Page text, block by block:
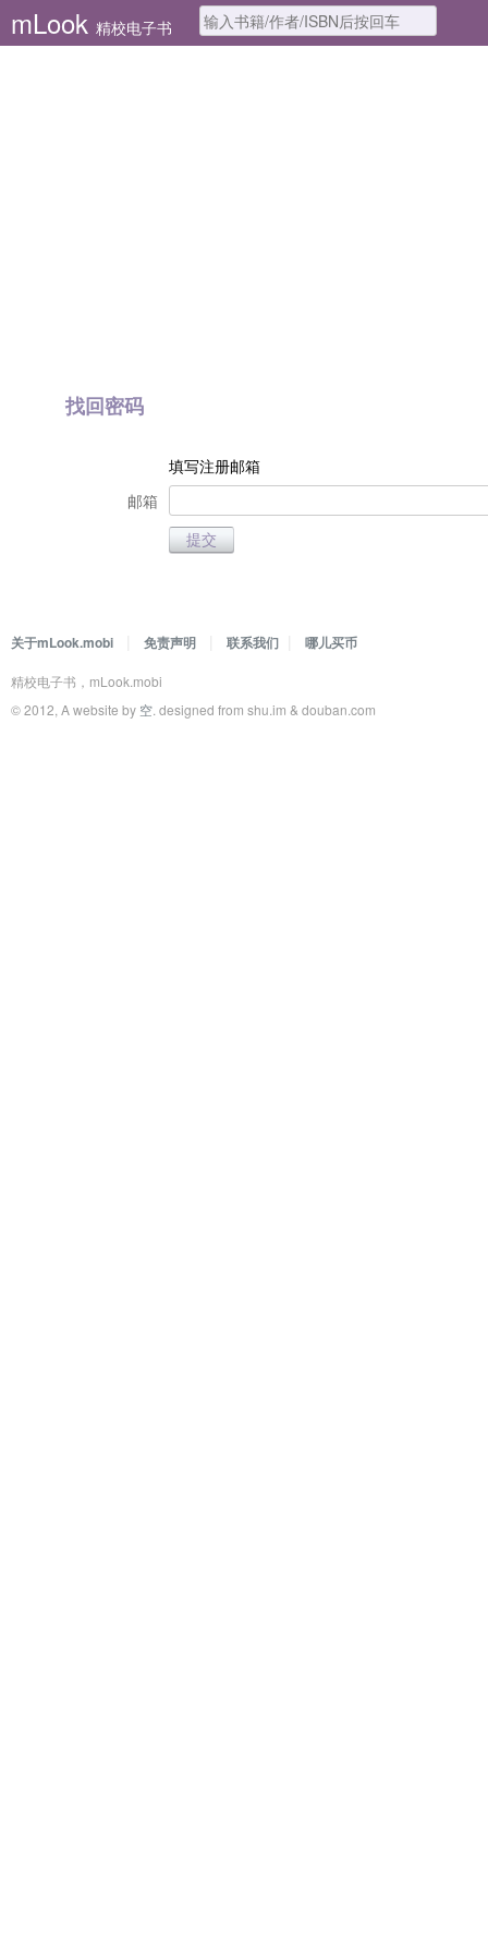
mLook 精校电子书
找回密码
填写注册邮箱
邮箱
关于mLook.mobi 免责声明 联系我们 哪儿买币
精校电子书，mLook.mobi
© 2012, A website by 空 . designed from shu.im & douban.com